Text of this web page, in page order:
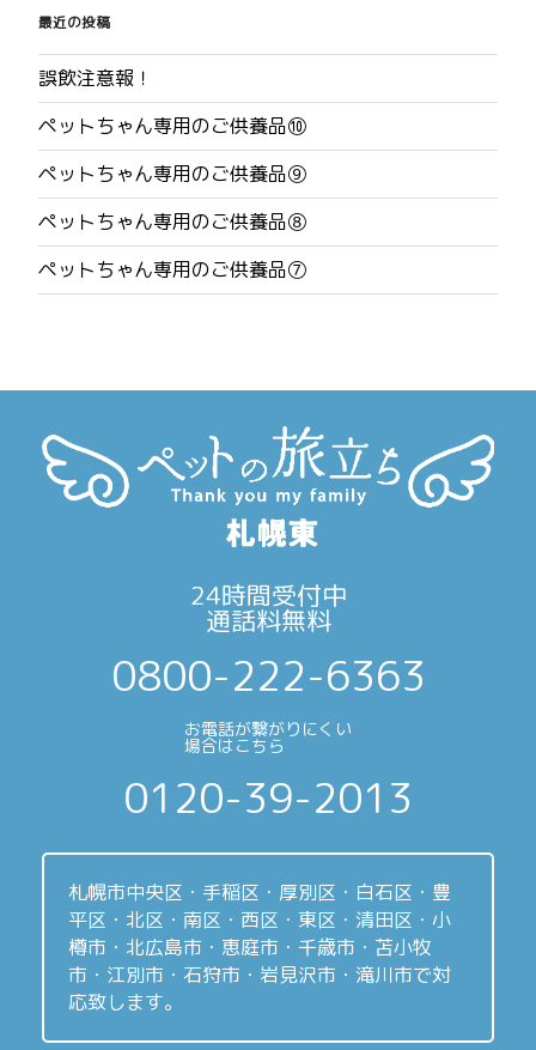
稿
ナ
ビ
ゲ
ー
シ
最近の投稿
誤飲注意報！
ペットちゃん専用のご供養品⑩
ペットちゃん専用のご供養品⑨
ペットちゃん専用のご供養品⑧
ペットちゃん専用のご供養品⑦
24時間受付中
通話料無料
0800-222-6363
お電話が繋がりにくい
場合はこちら
0120-39-2013
札幌市中央区・手稲区・厚別区・白石区・豊
平区・北区・南区・西区・東区・清田区・小
樽市・北広島市・恵庭市・千歳市・苫小牧
市・江別市・石狩市・岩見沢市・滝川市で対
応致します。